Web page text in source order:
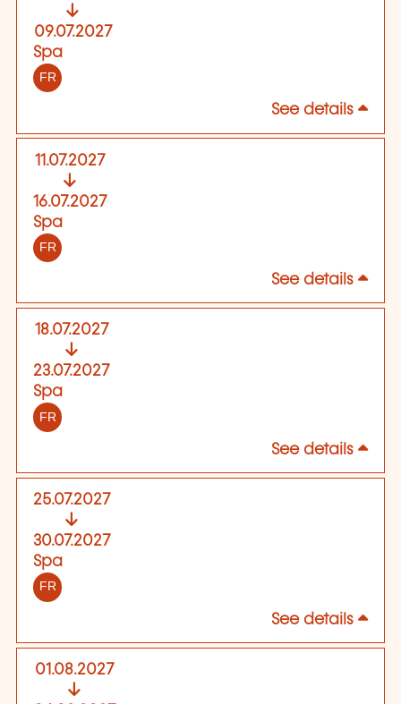
09.07.2027
Spa
FR
See details
11.07.2027
16.07.2027
Spa
FR
See details
18.07.2027
23.07.2027
Spa
FR
See details
25.07.2027
30.07.2027
Spa
FR
See details
01.08.2027